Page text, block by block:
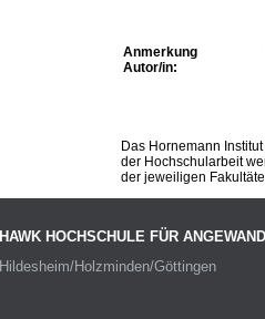
Anmerkung
Autor/in:
Das Hornemann
der Hochschularbeit
der jeweiligen
HAWK HOCHSCHULE FÜR
Hildesheim/Holzminden/Göttingen